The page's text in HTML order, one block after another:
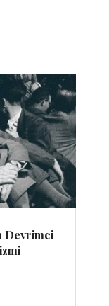
Devrimci